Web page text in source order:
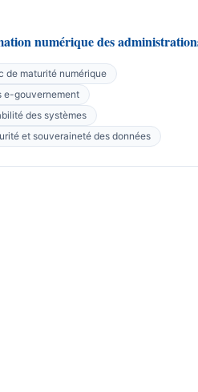
numérique des
de maturité numérique
e-gouvernement
des systèmes
et souveraineté des données